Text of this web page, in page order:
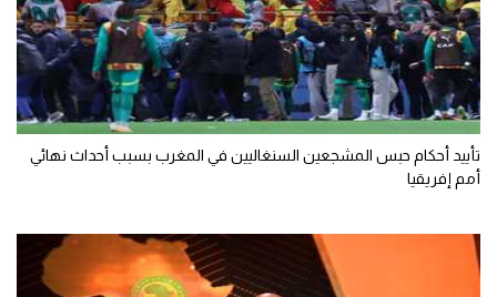
تأييد أحكام حبس المشجعين السنغاليين في المغرب بسبب أحداث نهائي
أمم إفريقيا